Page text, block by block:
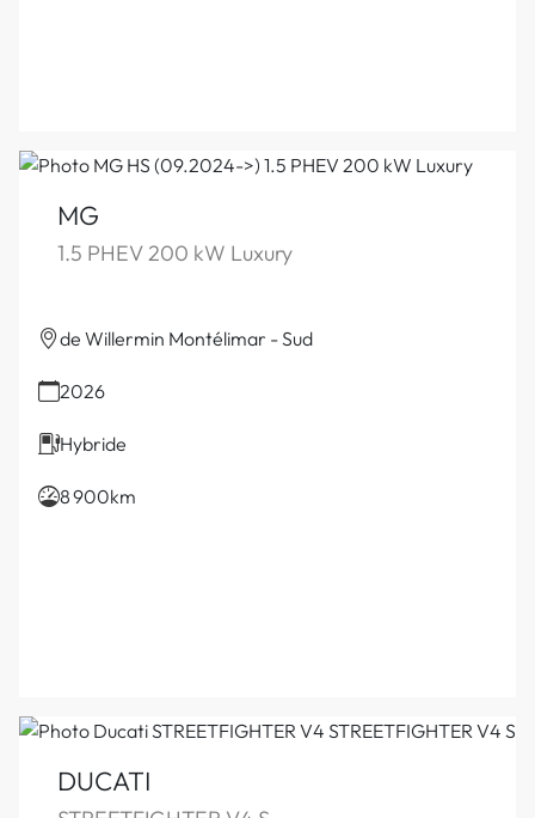
MG
1.5 PHEV 200 kW Luxury
de Willermin Montélimar - Sud
2026
Hybride
8 900km
DUCATI